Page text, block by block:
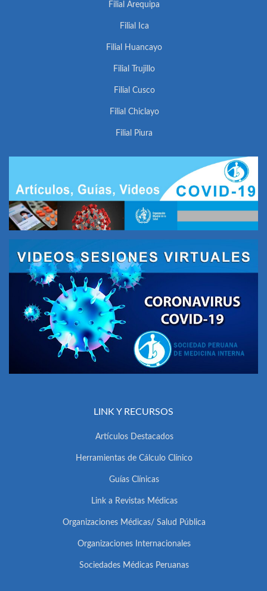
Filial Arequipa
Filial Ica
Filial Huancayo
Filial Trujillo
Filial Cusco
Filial Chiclayo
Filial Piura
LINK Y RECURSOS
Artículos Destacados
Herramientas de Cálculo Clínico
Guías Clínicas
Link a Revistas Médicas
Organizaciones Médicas/ Salud Pública
Organizaciones Internacionales
Sociedades Médicas Peruanas